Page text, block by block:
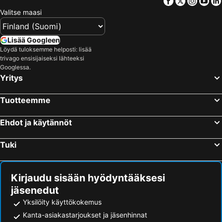
Hakata Green Hotel Tenjin
KOKO HOTEL Hakata shinkansenguchi
Four Points Flex by Sheraton Fukuoka Hakata
Osaka, Kinki Hotellit
Kyoto, Kinki Hotellit
Nagoya, Chubu und Hokuriku Hotellit
Naha, Okinawa Islands Hotellit
Sapporo, Hokkaido Hotellit
Valitse maasi
Lisää Googleen
Löydä tuloksemme helposti: lisää
trivago ensisijaiseksi lähteeksi
Googlessa.
Yritys
Tuotteemme
Ehdot ja käytännöt
Tuki
Kirjaudu sisään hyödyntääksesi
jäsenedut
Yksilöity käyttökokemus
Kanta-asiakastarjoukset ja jäsenhinnat